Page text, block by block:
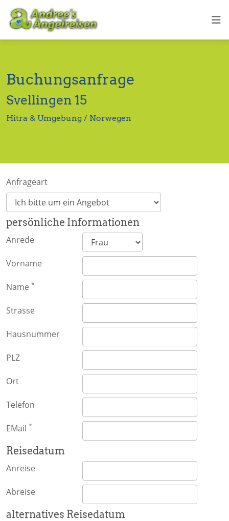
Buchungsanfrage
Svellingen 15
Hitra & Umgebung / Norwegen
Anfrageart
persönliche Informationen
Anrede
Vorname
Name *
Strasse
Hausnummer
PLZ
Ort
Telefon
EMail *
Reisedatum
Anreise
Abreise
alternatives Reisedatum